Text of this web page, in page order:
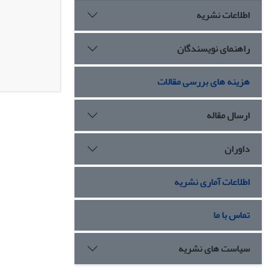
اطلاعات نشریه
راهنمای نویسندگان
هزینه های بررسی مقالات
ارسال مقاله
داوران
اطلاعات آماری نشریه
تماس با ما
سیاست های نشریه